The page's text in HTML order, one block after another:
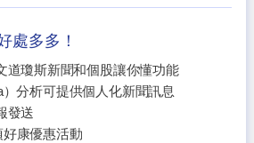
處多多！
道瓊斯新聞和個股讓你懂功能
分析可提供個人化新聞訊息
發送
康優惠活動